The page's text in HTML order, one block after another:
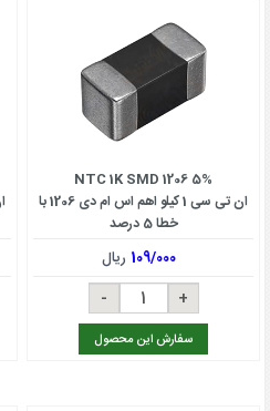
NTC 1K SMD 1206 5%
ان تی سی 1 کیلو اهم اس ام دی 1206 با
خطا 5 درصد
109/000 ریال
سفارش این محصول